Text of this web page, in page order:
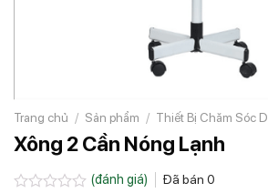
Trang chủ / Sản phẩm / Thiết Bị Chăm Sóc
Xông 2 Cần Nóng Lạnh
(đánh giá) Đã bán 0